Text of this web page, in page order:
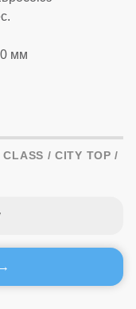
мм
CLASS / CITY TOP /